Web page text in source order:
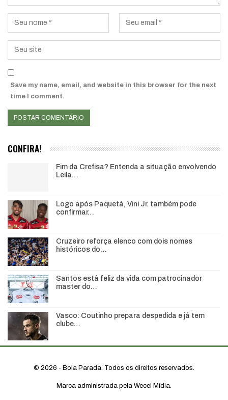
Save my name, email, and website in this browser for the next
time I comment.
CONFIRA!
Fim da Crefisa? Entenda a situação envolvendo
Leila…
Logo após Paquetá, Vini Jr. também pode
confirmar…
Cruzeiro reforça elenco com dois nomes
históricos do…
Santos está feliz da vida com patrocinador
master do…
Vasco: Coutinho prepara despedida e já tem
clube…
© 2026 - Bola Parada. Todos os direitos reservados.
Marca administrada pela Wecel Mídia.